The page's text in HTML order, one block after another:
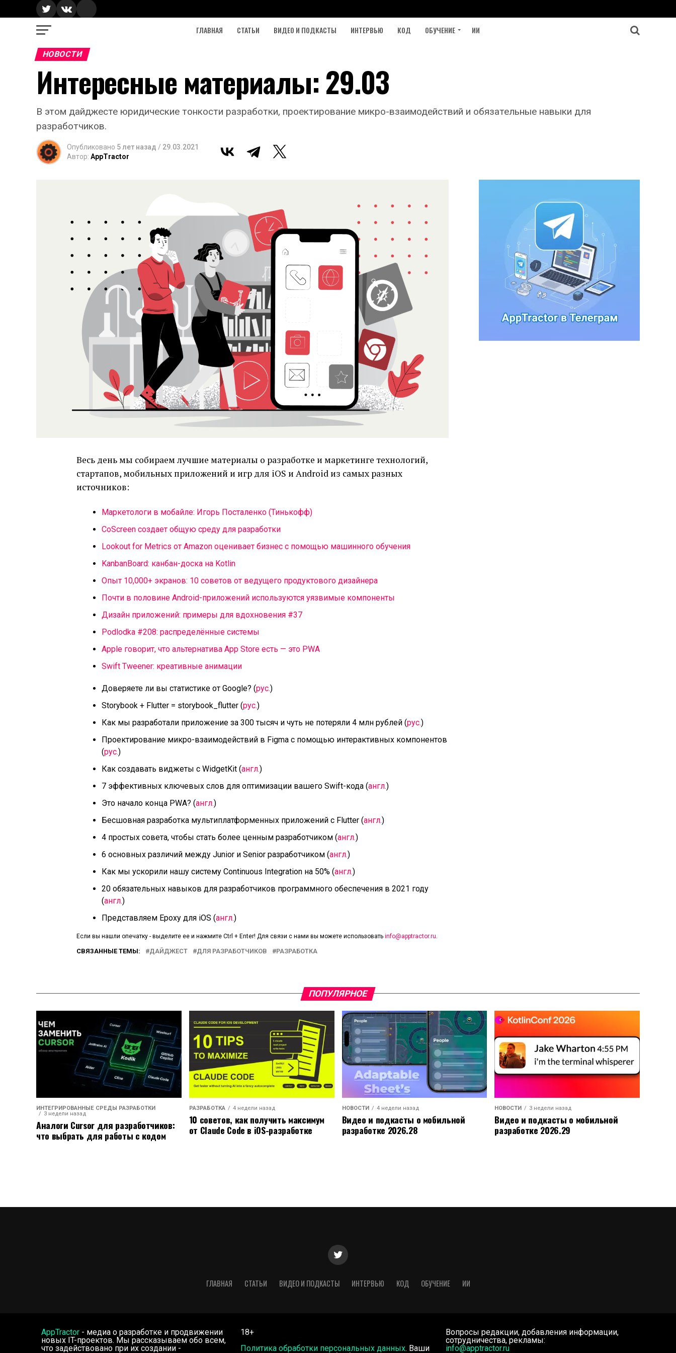
ГЛАВНАЯ СТАТЬИ ВИДЕО И ПОДКАСТЫ ИНТЕРВЬЮ КОД ОБУЧЕНИЕ ИИ
НОВОСТИ
Интересные материалы: 29.03
В этом дайджесте юридические тонкости разработки, проектирование микро-взаимодействий и обязательные навыки для
разработчиков.
Опубликовано 5 лет назад / 29.03.2021
Автор: AppTractor
Весь день мы собираем лучшие материалы о разработке и маркетинге технологий,
стартапов, мобильных приложений и игр для iOS и Android из самых разных
источников:
Маркетологи в мобайле: Игорь Посталенко (Тинькофф)
CoScreen создает общую среду для разработки
Lookout for Metrics от Amazon оценивает бизнес с помощью машинного обучения
KanbanBoard: канбан-доска на Kotlin
Опыт 10,000+ экранов: 10 советов от ведущего продуктового дизайнера
Почти в половине Android-приложений используются уязвимые компоненты
Дизайн приложений: примеры для вдохновения #37
Podlodka #208: распределённые системы
Apple говорит, что альтернатива App Store есть — это PWA
Swift Tweener: креативные анимации
Доверяете ли вы статистике от Google? (рус.)
Storybook + Flutter = storybook_flutter (рус.)
Как мы разработали приложение за 300 тысяч и чуть не потеряли 4 млн рублей (рус.)
Проектирование микро-взаимодействий в Figma с помощью интерактивных компонентов
(рус.)
Как создавать виджеты с WidgetKit (англ.)
7 эффективных ключевых слов для оптимизации вашего Swift-кода (англ.)
Это начало конца PWA? (англ.)
Бесшовная разработка мультиплатформенных приложений с Flutter (англ.)
4 простых совета, чтобы стать более ценным разработчиком (англ.)
6 основных различий между Junior и Senior разработчиком (англ.)
Как мы ускорили нашу систему Continuous Integration на 50% (англ.)
20 обязательных навыков для разработчиков программного обеспечения в 2021 году
(англ.)
Представляем Epoxy для iOS (англ.)
Если вы нашли опечатку - выделите ее и нажмите Ctrl + Enter! Для связи с нами вы можете использовать info@apptractor.ru
СВЯЗАННЫЕ ТЕМЫ: ДАЙДЖЕСТ ДЛЯ РАЗРАБОТЧИКОВ РАЗРАБОТКА
ПОПУЛЯРНОЕ
ИНТЕГРИРОВАННЫЕ СРЕДЫ РАЗРАБОТКИ
3 недели назад
Аналоги Cursor для разработчиков:
что выбрать для работы с кодом
РАЗРАБОТКА 4 недели назад
10 советов, как получить максимум
от Claude Code в iOS-разработке
НОВОСТИ 4 недели назад
Видео и подкасты о мобильной
разработке 2026.28
НОВОСТИ 3 недели назад
Видео и подкасты о мобильной
разработке 2026.29
ГЛАВНАЯ СТАТЬИ ВИДЕО И ПОДКАСТЫ ИНТЕРВЬЮ КОД ОБУЧЕНИЕ ИИ
AppTractor - медиа о разработке и продвижении
новых IT-проектов. Мы рассказываем обо всем,
что задействовано при их создании -
18+
Политика обработки персональных данных. Ваши
Вопросы редакции, добавления информации,
сотрудничества, рекламы:
info@apptractor.ru